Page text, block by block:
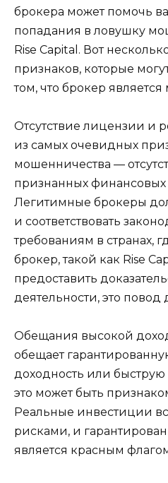
брокера может помочь
попадания в ловушку
Rise Capital. Вот
признаков, которые
том, что брокер
Отсутствие лицензии и
из самых очевидных
мошенничества —
признанных финансовых
Легитимные брокеры
и соответствовать
требованиям в странах,
брокер, такой как Rise
предоставить
деятельности, это повод
Обещания высокой
обещает
доходность или
это может быть
Реальные инвестиции
рисками, и
является красным